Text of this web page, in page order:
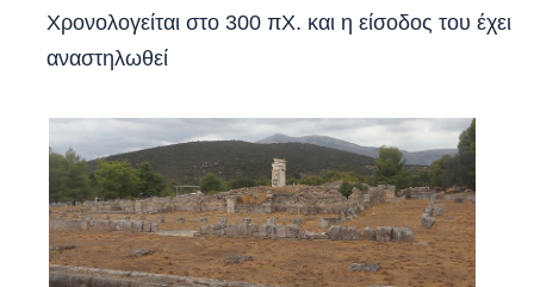
Χρονολογείται στο 300 πΧ. και η είσοδος του έχει
αναστηλωθεί